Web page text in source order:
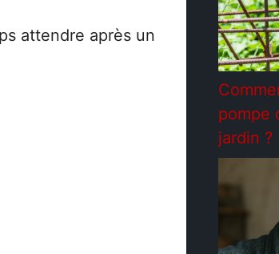
attendre après un
pompe
jardin ?